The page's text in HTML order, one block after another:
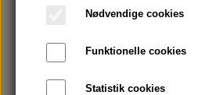
Nødvendige cookies
Funktionelle cookies
Statistik cookies